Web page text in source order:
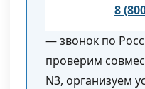
8
— звонок по
проверим
N3, организуем